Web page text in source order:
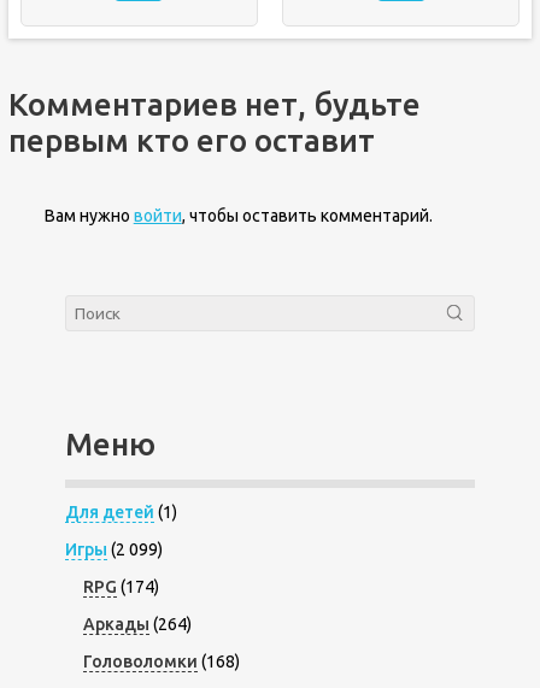
Комментариев нет, будьте
первым кто его оставит
Вам нужно войти, чтобы оставить комментарий.
Меню
Для детей (1)
Игры (2 099)
RPG (174)
Аркады (264)
Головоломки (168)